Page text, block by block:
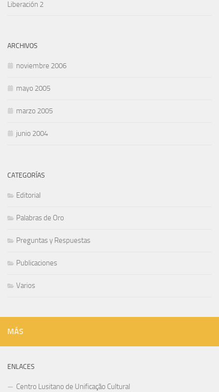
Liberación 2
ARCHIVOS
noviembre 2006
mayo 2005
marzo 2005
junio 2004
CATEGORÍAS
Editorial
Palabras de Oro
Preguntas y Respuestas
Publicaciones
Varios
MÁS
ENLACES
Centro Lusitano de Unificação Cultural